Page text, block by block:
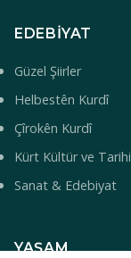
EDEBIYAT
Güzel Şiirler
Helbestên Kurdî
Çîrokên Kurdî
Kürt Kültür ve Tarihi
Sanat & Edebiyat
YAŞAM